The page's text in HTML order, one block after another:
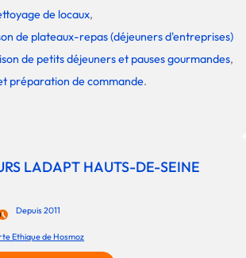
de locaux,
de plateaux-repas (déjeuners d'entreprises)
de petits déjeuners et pauses gourmandes,
préparation de commande.
LADAPT HAUTS-DE-SEINE
Depuis 2011
Ethique de Hosmoz